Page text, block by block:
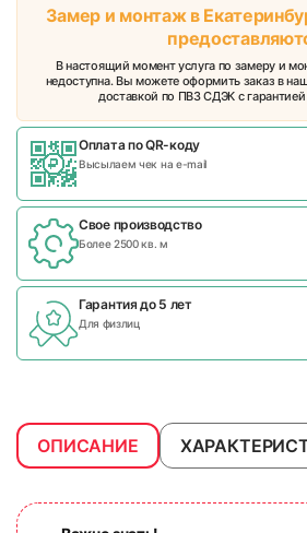
Замер и монтаж в
В настоящий момент услуга по замеру и
недоступна. Вы можете оформить заказ в
доставкой по ПВЗ СДЭК с гарантией
Оплата по QR-коду
Высылаем чек на e-mail
Свое производство
Более 2500 кв. м
Гарантия до 5 лет
Для физлиц
ОПИСАНИЕ